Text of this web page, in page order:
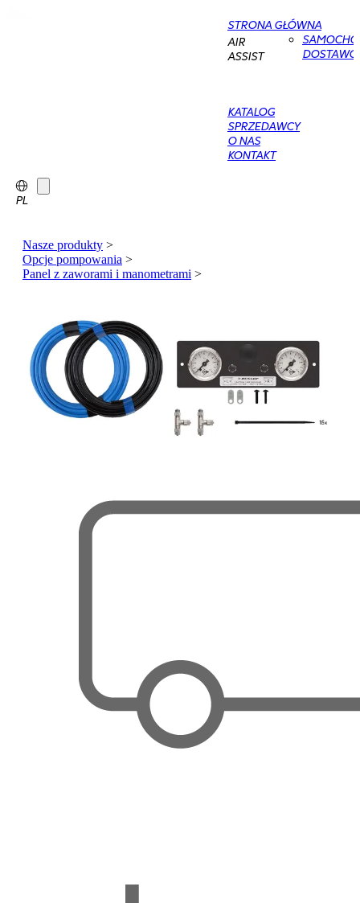
STRONA GŁÓWNA
AIR
ASSIST
KATALOG
SPRZEDAWCY
O NAS
KONTAKT
PL
Nasze produkty >
Opcje pompowania >
Panel z zaworami i manometrami >